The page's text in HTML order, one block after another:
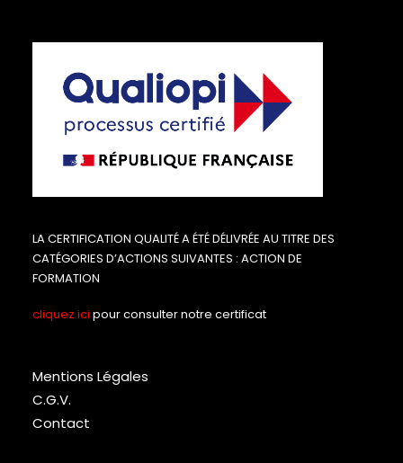
LA CERTIFICATION QUALITÉ A ÉTÉ DÉLIVRÉE AU TITRE DES
CATÉGORIES D’ACTIONS SUIVANTES : ACTION DE
FORMATION
cliquez ici pour consulter notre certificat
Mentions Légales
C.G.V.
Contact